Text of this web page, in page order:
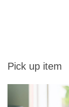
Pick up item